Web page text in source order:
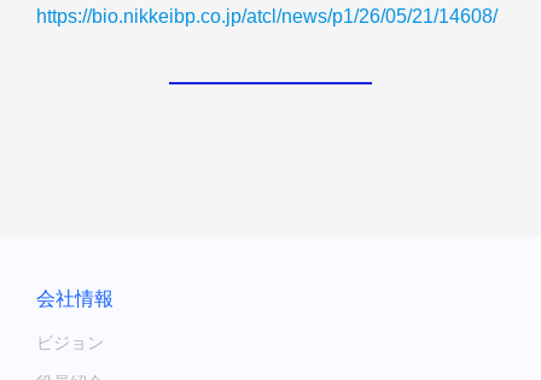
https://bio.nikkeibp.co.jp/atcl/news/p1/26/05/21/14608/
会社情報
ビジョン